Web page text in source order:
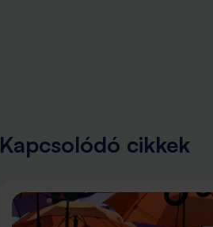
Kapcsolódó cikkek